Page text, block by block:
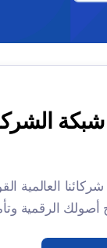
العالمية